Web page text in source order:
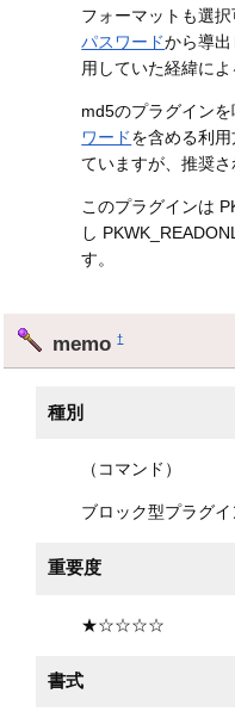
フォーマットも選択
パスワードから導
用していた経緯によ
md5のプラグイン
ワードを含める利
ていますが、推奨さ
このプラグインは
し
す。
memo†
種別
（コマンド）
ブロック型プラグイ
重要度
★☆☆☆☆
書式